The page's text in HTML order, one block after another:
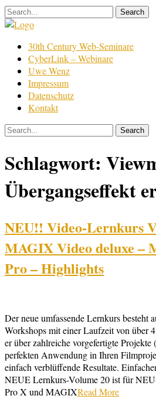
Skip
to
Film
Bearbeitung
30th Century Web-Seminare
CyberLink – Webinare
Uwe Wenz
Impressum
Datenschutz
Kontakt
Schlagwort:
Übergangseffekt
NEU!! Video-Lernkurs
MAGIX Video deluxe –
Pro – Highlights
Der neue umfassende Lernkurs besteht
Workshops mit einer Laufzeit von über
er über zahlreiche vorgefertigte
perfekten Anwendung in Ihren
einfach verblüffende Resultate.
NEUE Lernkurs-Volume 20 ist für
Pro X und MAGIXRead More